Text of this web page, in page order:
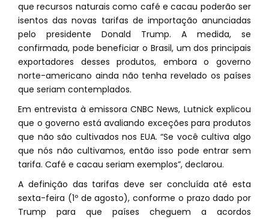
que recursos naturais como café e cacau poderão ser
isentos das novas tarifas de importação anunciadas
pelo presidente Donald Trump. A medida, se
confirmada, pode beneficiar o Brasil, um dos principais
exportadores desses produtos, embora o governo
norte-americano ainda não tenha revelado os países
que seriam contemplados.
Em entrevista à emissora CNBC News, Lutnick explicou
que o governo está avaliando exceções para produtos
que não são cultivados nos EUA. “Se você cultiva algo
que nós não cultivamos, então isso pode entrar sem
tarifa. Café e cacau seriam exemplos”, declarou.
A definição das tarifas deve ser concluída até esta
sexta-feira (1º de agosto), conforme o prazo dado por
Trump para que países cheguem a acordos